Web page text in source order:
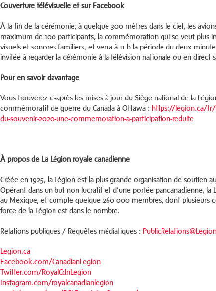
Couverture télévisuelle et sur Facebook
À la fin de la cérémonie, à quelque 300 mètres dans le ciel, les
maximum de 100 participants, la commémoration qui se veut plus
visuels et sonores familiers, et verra à 11 h la période du deux
invitée à regarder la cérémonie à la télévision nationale ou en direct
Pour en savoir davantage
Vous trouverez ci-après les mises à jour du Siège national de la
commémoratif de guerre du Canada à Ottawa : https://legion.ca/fr/
du-souvenir-2020-une-commemoration-a-participation-reduite
À propos de La Légion royale canadienne
Créée en 1925, la Légion est la plus grande organisation de soutien
Opérant dans un but non lucratif et d’une portée pancanadienne,
au Mexique, et compte quelque 260 000 membres, dont plusieurs
force de la Légion est dans le nombre.
Relations publiques / Requêtes médiatiques :
Legion.ca
Facebook.com/CanadianLegion
Twitter.com/RoyalCdnLegion
Instagram.com/royalcanadianlegion